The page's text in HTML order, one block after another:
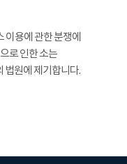
용에 관한 분쟁에
로 인한 소는
법원에 제기합니다.